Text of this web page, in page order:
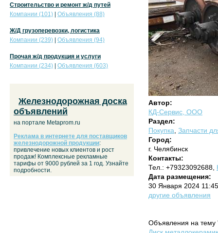
Автор:
КД-Сервис, ООО
Раздел:
Покупка Запчасти
Город:
г. Челябинск
Контакты:
Тел.: +79323092688,
Дата размещения:
30 Января 2024
другие объявления
Объявления на тему
Строительство и ремонт ж/д путей
Компании (101)
Объявления (88)
Ж/Д грузоперевозки, логистика
Компании (239)
Объявления (94)
Прочая ж/д продукция и услуги
Компании (234)
Объявления (603)
Железнодорожная доска
объявлений
на портале Metaprom.ru
Реклама в интернете для поставщиков
железнодорожной продукции:
привлечение новых клиентов и рост
продаж! Комплексные рекламные
тарифы от 9000 рублей за 1 год. Узнайте
подробности.